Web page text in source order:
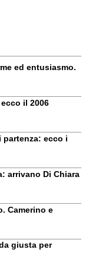
ed entusiasmo.
ecco il 2006
partenza: ecco i
arrivano Di Chiara
Camerino e
giusta per